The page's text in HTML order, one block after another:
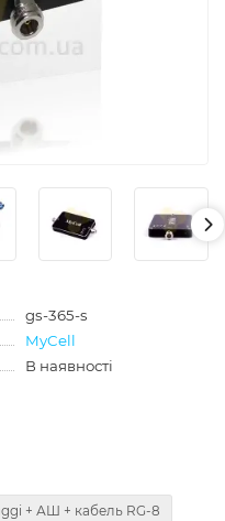
gs-365-s
MyCell
В наявності
+ АШ + кабель RG-8